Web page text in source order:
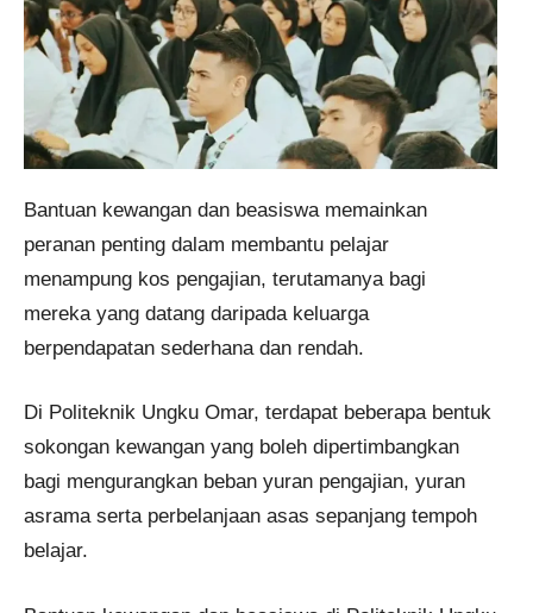
Bantuan kewangan dan beasiswa memainkan
peranan penting dalam membantu pelajar
menampung kos pengajian, terutamanya bagi
mereka yang datang daripada keluarga
berpendapatan sederhana dan rendah.
Di Politeknik Ungku Omar, terdapat beberapa bentuk
sokongan kewangan yang boleh dipertimbangkan
bagi mengurangkan beban yuran pengajian, yuran
asrama serta perbelanjaan asas sepanjang tempoh
belajar.